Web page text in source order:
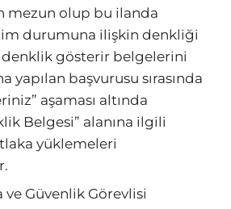
mezun olup bu ilanda
durumuna ilişkin denkliği
denklik gösterir belgelerini
yapılan başvurusu sırasında
aşaması altında
Belgesi” alanına ilgili
yüklemeleri
ve Güvenlik Görevlisi